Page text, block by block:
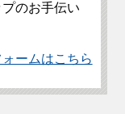
のお手伝い
ームはこちら